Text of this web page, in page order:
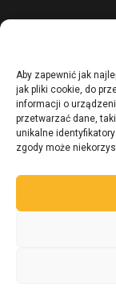
Aby zapewnić jak
jak pliki cookie, do
informacji o
przetwarzać dane,
unikalne
zgody może